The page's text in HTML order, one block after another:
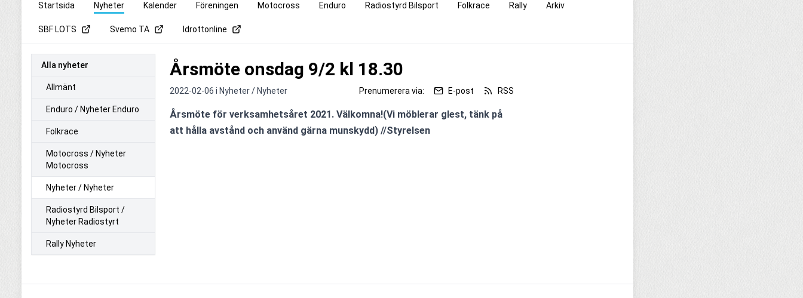
Startsida Nyheter Kalender Föreningen Motocross Enduro Radiostyrd Bilsport Folkrace Rally Arkiv
SBF LOTS Svemo TA Idrottonline
Alla nyheter
Allmänt
Enduro / Nyheter Enduro
Folkrace
Motocross / Nyheter
Motocross
Nyheter / Nyheter
Radiostyrd Bilsport /
Nyheter Radiostyrt
Rally Nyheter
Årsmöte onsdag 9/2 kl 18.30
2022-02-06 i Nyheter / Nyheter Prenumerera via: E-post RSS
Årsmöte för verksamhetsåret 2021. Välkomna!(Vi möblerar glest, tänk på
att hålla avstånd och använd gärna munskydd) //Styrelsen